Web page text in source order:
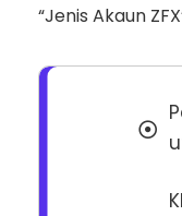
“Jenis Akaun